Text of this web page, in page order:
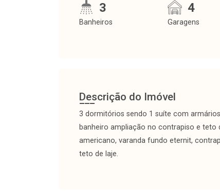
3
Banheiros
4
Garagens
Descrição do Imóvel
3 dormitórios sendo 1 suíte com
banheiro ampliação no contrapiso e teto
americano, varanda fundo eternit,
teto de laje.